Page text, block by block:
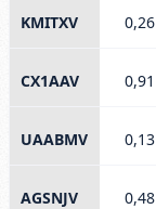
KMITXV 0,26
CX1AAV 0,91
UAABMV 0,13
AGSNJV 0,48